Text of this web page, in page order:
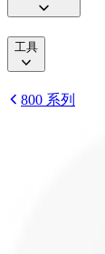
工具
800 系列